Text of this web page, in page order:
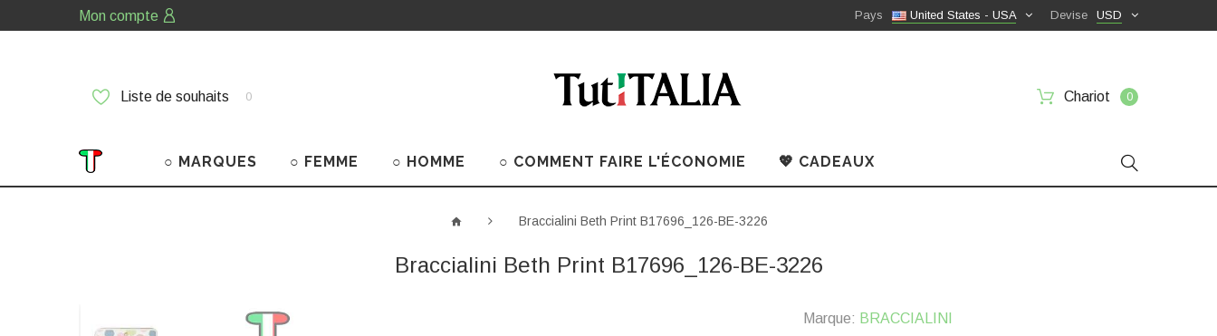
Mon compte USD
Devise
United States - USA
Pays
Liste de souhaits 0 Chariot 0
○ MARQUES ○ FEMME ○ HOMME ○ COMMENT FAIRE L'ÉCONOMIE 💖 CADEAUX
Braccialini Beth Print B17696_126-BE-3226
Braccialini Beth Print B17696_126-BE-3226
Marque: BRACCIALINI